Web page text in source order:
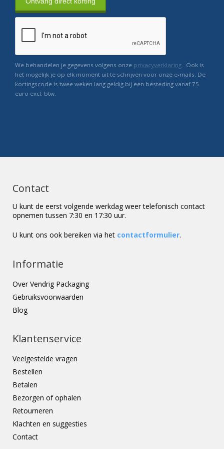
We behandelen je gegevens volgens onze privacyverklaring . Ook is
het mogelijk je op elk moment uit te schrijven voor onze e-mails. De
kortingscode is twee weken lang geldig bij een besteding vanaf 75
euro excl. btw.
Contact
U kunt de eerst volgende werkdag weer telefonisch contact
opnemen tussen 7:30 en 17:30 uur.
U kunt ons ook bereiken via het contactformulier.
Informatie
Over Vendrig Packaging
Gebruiksvoorwaarden
Blog
Klantenservice
Veelgestelde vragen
Bestellen
Betalen
Bezorgen of ophalen
Retourneren
Klachten en suggesties
Contact